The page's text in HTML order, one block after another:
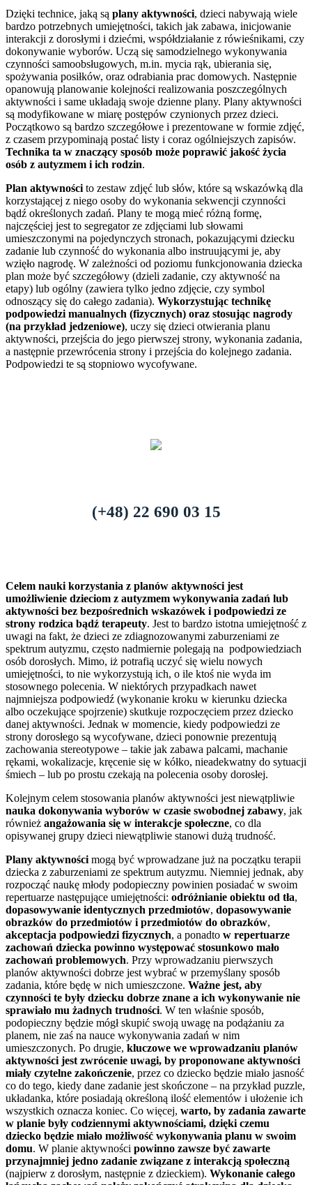
Dzięki technice, jaką są plany aktywności, dzieci nabywają wiele
bardzo potrzebnych umiejętności, takich jak zabawa, inicjowanie
interakcji z dorosłymi i dziećmi, współdziałanie z rówieśnikami, czy
dokonywanie wyborów. Uczą się samodzielnego wykonywania
czynności samoobsługowych, m.in. mycia rąk, ubierania się,
spożywania posiłków, oraz odrabiania prac domowych. Następnie
opanowują planowanie kolejności realizowania poszczególnych
aktywności i same układają swoje dzienne plany. Plany aktywności
są modyfikowane w miarę postępów czynionych przez dzieci.
Początkowo są bardzo szczegółowe i prezentowane w formie zdjęć,
z czasem przypominają postać listy i coraz ogólniejszych zapisów.
Technika ta w znaczący sposób może poprawić jakość życia
osób z autyzmem i ich rodzin.
Plan aktywności to zestaw zdjęć lub słów, które są wskazówką dla
korzystającej z niego osoby do wykonania sekwencji czynności
bądź określonych zadań. Plany te mogą mieć różną formę,
najczęściej jest to segregator ze zdjęciami lub słowami
umieszczonymi na pojedynczych stronach, pokazującymi dziecku
zadanie lub czynność do wykonania albo instruującymi je, aby
wzięło nagrodę. W zależności od poziomu funkcjonowania dziecka
plan może być szczegółowy (dzieli zadanie, czy aktywność na
etapy) lub ogólny (zawiera tylko jedno zdjęcie, czy symbol
odnoszący się do całego zadania). Wykorzystując technikę
podpowiedzi manualnych (fizycznych) oraz stosując nagrody
(na przykład jedzeniowe), uczy się dzieci otwierania planu
aktywności, przejścia do jego pierwszej strony, wykonania zadania,
a następnie przewrócenia strony i przejścia do kolejnego zadania.
Podpowiedzi te są stopniowo wycofywane.
(+48) 22 690 03 15
Celem nauki korzystania z planów aktywności jest
umożliwienie dzieciom z autyzmem wykonywania zadań lub
aktywności bez bezpośrednich wskazówek i podpowiedzi ze
strony rodzica bądź terapeuty. Jest to bardzo istotna umiejętność z
uwagi na fakt, że dzieci ze zdiagnozowanymi zaburzeniami ze
spektrum autyzmu, często nadmiernie polegają na podpowiedziach
osób dorosłych. Mimo, iż potrafią uczyć się wielu nowych
umiejętności, to nie wykorzystują ich, o ile ktoś nie wyda im
stosownego polecenia. W niektórych przypadkach nawet
najmniejsza podpowiedź (wykonanie kroku w kierunku dziecka
albo oczekujące spojrzenie) skutkuje rozpoczęciem przez dziecko
danej aktywności. Jednak w momencie, kiedy podpowiedzi ze
strony dorosłego są wycofywane, dzieci ponownie prezentują
zachowania stereotypowe – takie jak zabawa palcami, machanie
rękami, wokalizacje, kręcenie się w kółko, nieadekwatny do sytuacji
śmiech – lub po prostu czekają na polecenia osoby dorosłej.
Kolejnym celem stosowania planów aktywności jest niewątpliwie
nauka dokonywania wyborów w czasie swobodnej zabawy, jak
również angażowania się w interakcje społeczne, co dla
opisywanej grupy dzieci niewątpliwie stanowi dużą trudność.
Plany aktywności mogą być wprowadzane już na początku terapii
dziecka z zaburzeniami ze spektrum autyzmu. Niemniej jednak, aby
rozpocząć naukę młody podopieczny powinien posiadać w swoim
repertuarze następujące umiejętności: odróżnianie obiektu od tła,
dopasowywanie identycznych przedmiotów, dopasowywanie
obrazków do przedmiotów i przedmiotów do obrazków,
akceptacja podpowiedzi fizycznych, a ponadto w repertuarze
zachowań dziecka powinno występować stosunkowo mało
zachowań problemowych. Przy wprowadzaniu pierwszych
planów aktywności dobrze jest wybrać w przemyślany sposób
zadania, które będę w nich umieszczone. Ważne jest, aby
czynności te były dziecku dobrze znane a ich wykonywanie nie
sprawiało mu żadnych trudności. W ten właśnie sposób,
podopieczny będzie mógł skupić swoją uwagę na podążaniu za
planem, nie zaś na nauce wykonywania zadań w nim
umieszczonych. Po drugie, kluczowe we wprowadzaniu planów
aktywności jest zwrócenie uwagi, by proponowane aktywności
miały czytelne zakończenie, przez co dziecko będzie miało jasność
co do tego, kiedy dane zadanie jest skończone – na przykład puzzle,
układanka, które posiadają określoną ilość elementów i ułożenie ich
wszystkich oznacza koniec. Co więcej, warto, by zadania zawarte
w planie były codziennymi aktywnościami, dzięki czemu
dziecko będzie miało możliwość wykonywania planu w swoim
domu. W planie aktywności powinno zawsze być zawarte
przynajmniej jedno zadanie związane z interakcją społeczną
(najpierw z dorosłym, następnie z dzieckiem). Wykonanie całego